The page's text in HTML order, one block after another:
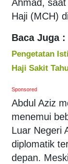
Ahmad,
Haji (MCH)
Baca Juga :
Pengetatan
Haji Sakit
Sponsored
Abdul Aziz
menemui
Luar Negeri
diplomatik
depan.